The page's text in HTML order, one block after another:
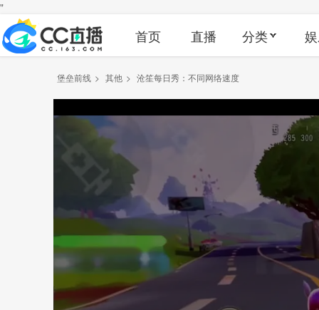
"
首页 直播 分类
堡垒前线 > 其他 > 沧笙每日秀：不同网络速度